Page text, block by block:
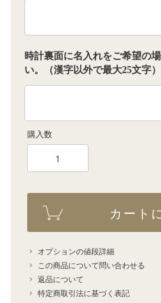
時計裏面に名入れをご希望の
い。（漢字以外で最大25文字）
購入数
カート
オプションの値段詳細
この商品について問い合わせる
返品について
特定商取引法に基づく表記